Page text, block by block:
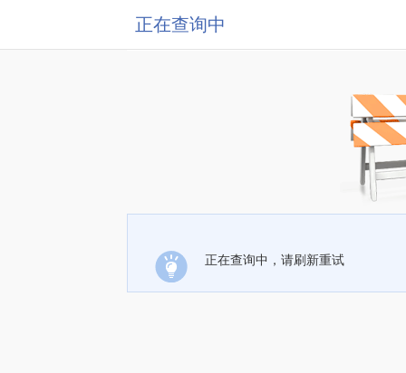
正在查询中
正在查询中，请刷新重试